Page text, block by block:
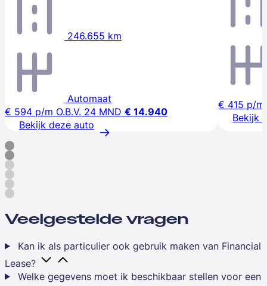
246.655 km
Automaat
€ 594 p/m O.B.V. 24 MND € 14.940
Bekijk deze auto
€ 415 p/m
Bekijk
Veelgestelde vragen
Kan ik als particulier ook gebruik maken van Financial
Lease?
Welke gegevens moet ik beschikbaar stellen voor een